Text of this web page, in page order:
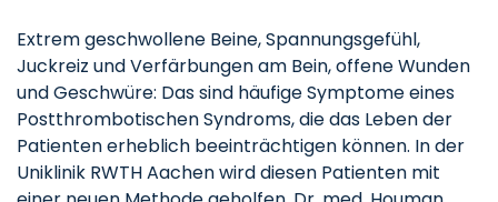
Extrem geschwollene Beine, Spannungsgefühl,
Juckreiz und Verfärbungen am Bein, offene Wunden
und Geschwüre: Das sind häufige Symptome eines
Postthrombotischen Syndroms, die das Leben der
Patienten erheblich beeinträchtigen können. In der
Uniklinik RWTH Aachen wird diesen Patienten mit